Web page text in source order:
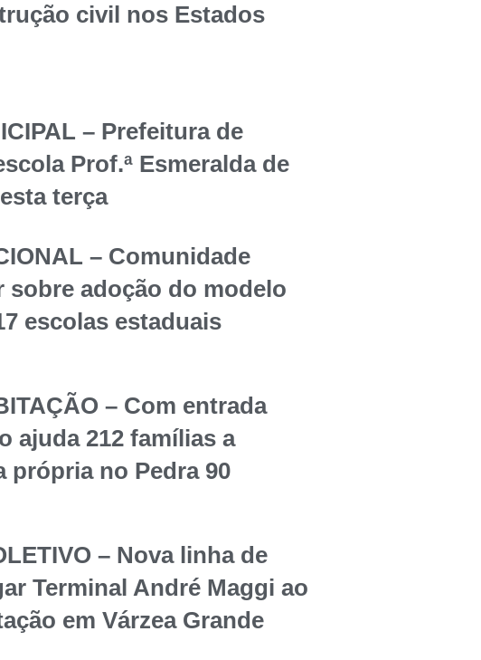
civil nos Estados
– Prefeitura de
Prof.ª Esmeralda de
terça
– Comunidade
sobre adoção do modelo
escolas estaduais
– Com entrada
ajuda 212 famílias a
própria no Pedra 90
– Nova linha de
Terminal André Maggi ao
em Várzea Grande